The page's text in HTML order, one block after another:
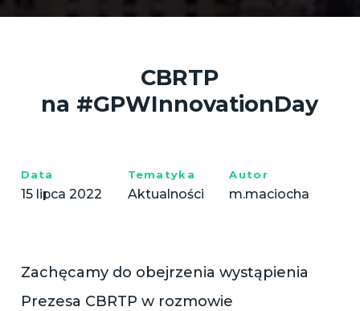
CBRTP
na #GPWInnovationDay
Data
15 lipca 2022
Tematyka
Aktualności
Autor
m.maciocha
Zachęcamy do obejrzenia wystąpienia
Prezesa CBRTP w rozmowie